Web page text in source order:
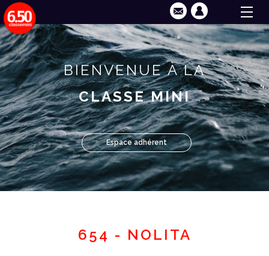
BIENVENUE À LA
CLASSE MINI
Espace adhérent
654 - NOLITA